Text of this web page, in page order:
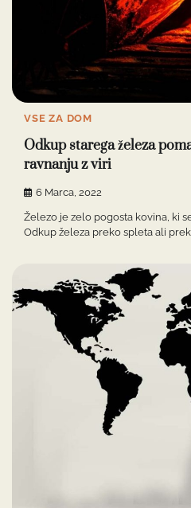
VSE ZA DOM
Odkup starega železa
ravnanju z viri
6 Marca, 2022
Železo je zelo pogosta kovina, ki
Odkup železa preko spleta ali